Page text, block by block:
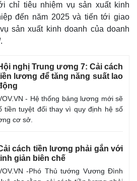
chỉ tiêu nhiệm vụ sản xuất kinh
đến năm 2025 và tiến tới giao
sản xuất kinh doanh của doanh
nghị Trung ương 7: Cải cách
lương để tăng năng suất lao
- Hệ thống bảng lương mới sẽ
tiền tuyệt đối thay vì quy định hệ số
cơ sở.
cách tiền lương phải gắn với
giản biên chế
-Phó Thủ tướng Vương Đình